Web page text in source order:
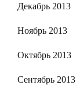
Декабрь 2013
Ноябрь 2013
Октябрь 2013
Сентябрь 2013